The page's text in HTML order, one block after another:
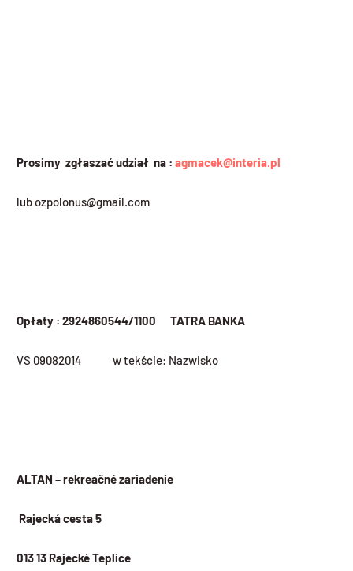
Prosimy zgłaszać udział na : agmacek@interia.pl
lub ozpolonus@gmail.com
Opłaty : 2924860544/1100 TATRA BANKA
VS 09082014 w tekście: Nazwisko
ALTAN – rekreačné zariadenie
Rajecká cesta 5
013 13 Rajecké Teplice